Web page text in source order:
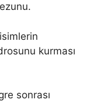
kurması
sonrası